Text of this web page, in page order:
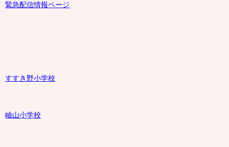
緊急配信情報ページ
すすき野小学校
嶮山小学校